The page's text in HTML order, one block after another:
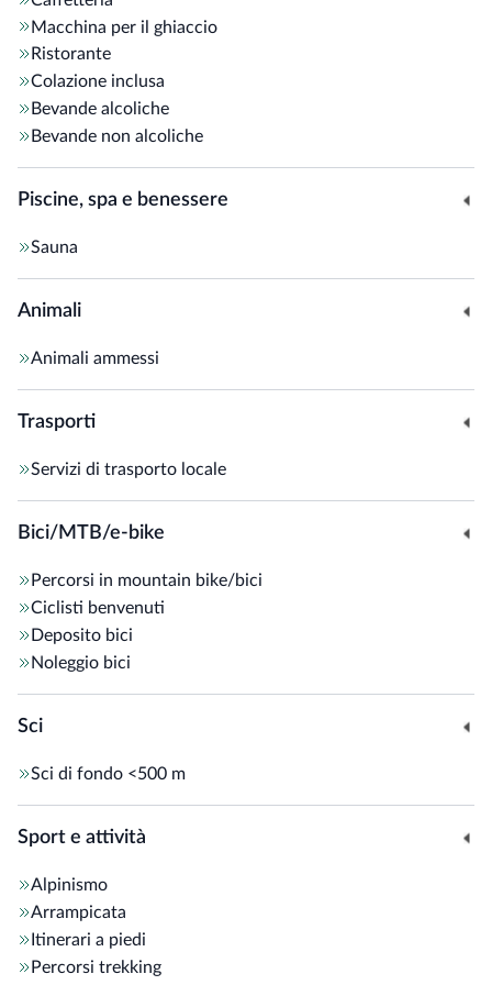
Macchina per il ghiaccio
Ristorante
Colazione inclusa
Bevande alcoliche
Bevande non alcoliche
Piscine, spa e benessere
Sauna
Animali
Animali ammessi
Trasporti
Servizi di trasporto locale
Bici/MTB/e-bike
Percorsi in mountain bike/bici
Ciclisti benvenuti
Deposito bici
Noleggio bici
Sci
Sci di fondo <500 m
Sport e attività
Alpinismo
Arrampicata
Itinerari a piedi
Percorsi trekking